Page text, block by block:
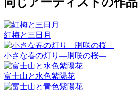
紅梅と三日月
小さな春の灯り―胴咲の桜―
富士山と水色紫陽花